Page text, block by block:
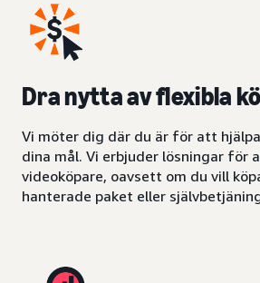
Dra nytta av flexibla
Vi möter dig där du är för att
dina mål. Vi erbjuder lösningar för
videoköpare, oavsett om du vill
hanterade paket eller